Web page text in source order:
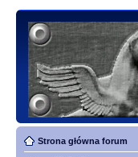
Strona główna forum